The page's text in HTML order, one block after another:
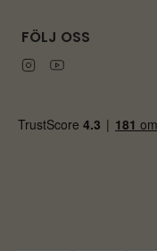
FÖLJ OSS
Instagram
Youtube